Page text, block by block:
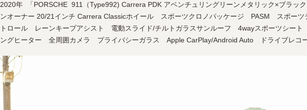
2020年 「PORSCHE 911（Type992) Carrera PDK アベンチュリングリーンメタリック×ブラッ
ンオーナー 20/21インチ Carrera Classicホイール スポーツクロノパッケージ PASM スポー
トロール レーンキープアシスト 電動スライド/チルトガラスサンルーフ 4wayスポーツシー
ングヒーター 全周囲カメラ プライバシーガラス Apple CarPlay/Android Auto ドライブレコ